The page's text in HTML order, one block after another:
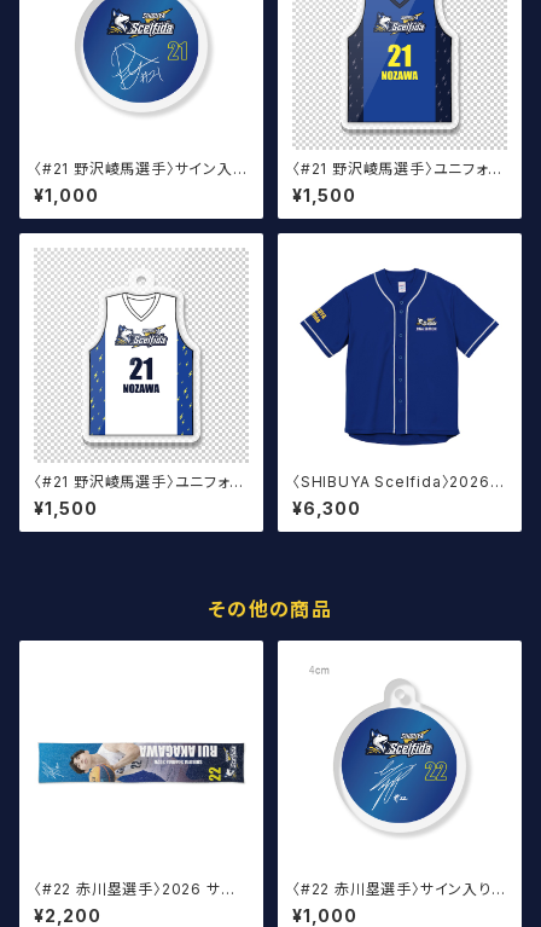
〈#21 野沢崚馬選手〉サイン入り
丸アクキー
¥1,000
〈#21 野沢崚馬選手〉ユニフォー
ムキーホルダー（青）
¥1,500
〈#21 野沢崚馬選手〉ユニフォー
ムキーホルダー（白）
¥1,500
〈SHIBUYA Scelfida〉2026
オフィシャルベースボールウェア
¥6,300
その他の商品
〈#22 赤川塁選手〉2026 サイ
ン入りマフラータオル
¥2,200
〈#22 赤川塁選手〉サイン入り丸
アクキー
¥1,000